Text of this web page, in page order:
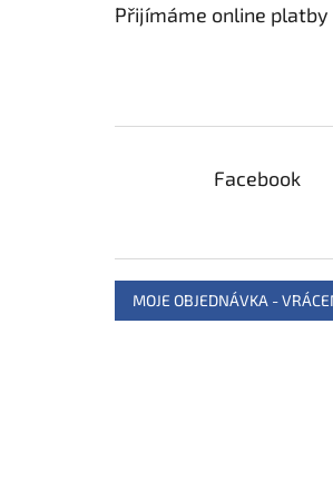
Přijímáme online platby
Facebook
MOJE OBJEDNÁVKA -